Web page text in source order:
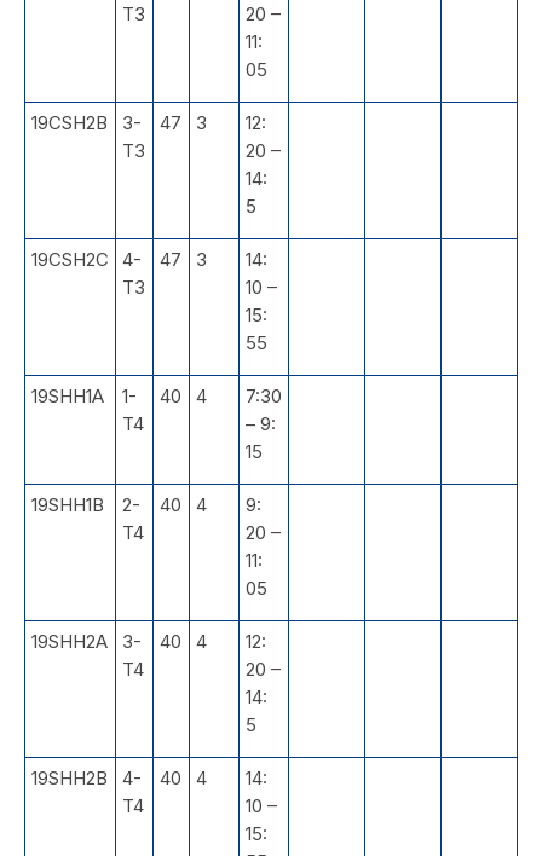
T3
20 –
11:
05
19CSH2B
3-
T3
47 3
12:
20 –
14:
5
19CSH2C
4-
T3
47 3
14:
10 –
15:
55
19SHH1A
1-
T4
40 4
7:30
– 9:
15
19SHH1B
2-
T4
40 4
9:
20 –
11:
05
19SHH2A
3-
T4
40 4
12:
20 –
14:
5
19SHH2B
4-
T4
40 4
14:
10 –
15: